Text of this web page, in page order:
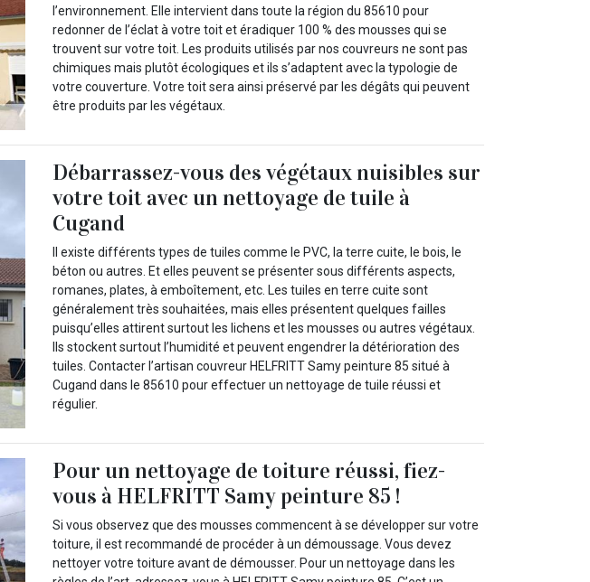
l’environnement. Elle intervient dans toute la région du 85610 pour
redonner de l’éclat à votre toit et éradiquer 100 % des mousses qui se
trouvent sur votre toit. Les produits utilisés par nos couvreurs ne sont pas
chimiques mais plutôt écologiques et ils s’adaptent avec la typologie de
votre couverture. Votre toit sera ainsi préservé par les dégâts qui peuvent
être produits par les végétaux.
Débarrassez-vous des végétaux nuisibles sur
votre toit avec un nettoyage de tuile à
Cugand
Il existe différents types de tuiles comme le PVC, la terre cuite, le bois, le
béton ou autres. Et elles peuvent se présenter sous différents aspects,
romanes, plates, à emboîtement, etc. Les tuiles en terre cuite sont
généralement très souhaitées, mais elles présentent quelques failles
puisqu’elles attirent surtout les lichens et les mousses ou autres végétaux.
Ils stockent surtout l’humidité et peuvent engendrer la détérioration des
tuiles. Contacter l’artisan couvreur HELFRITT Samy peinture 85 situé à
Cugand dans le 85610 pour effectuer un nettoyage de tuile réussi et
régulier.
Pour un nettoyage de toiture réussi, fiez-
vous à HELFRITT Samy peinture 85 !
Si vous observez que des mousses commencent à se développer sur votre
toiture, il est recommandé de procéder à un démoussage. Vous devez
nettoyer votre toiture avant de démousser. Pour un nettoyage dans les